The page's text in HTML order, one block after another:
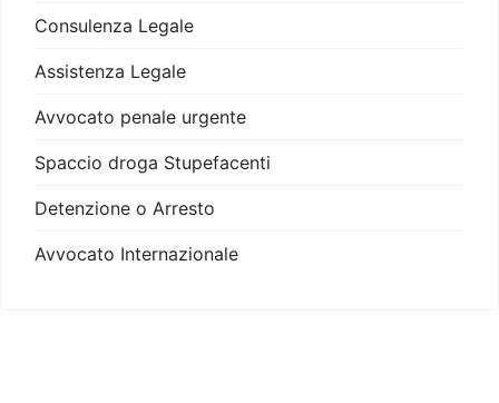
Consulenza Legale
Assistenza Legale
Avvocato penale urgente
Spaccio droga Stupefacenti
Detenzione o Arresto
Avvocato Internazionale